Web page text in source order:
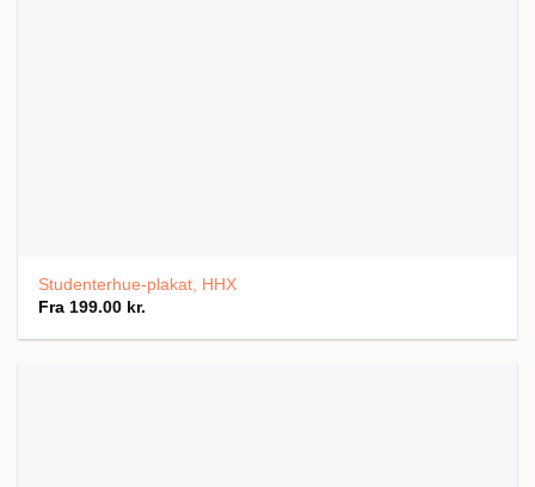
Studenterhue-plakat, HHX
Fra 199.00 kr.